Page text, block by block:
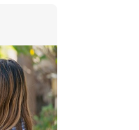
那個男人│讀
樣